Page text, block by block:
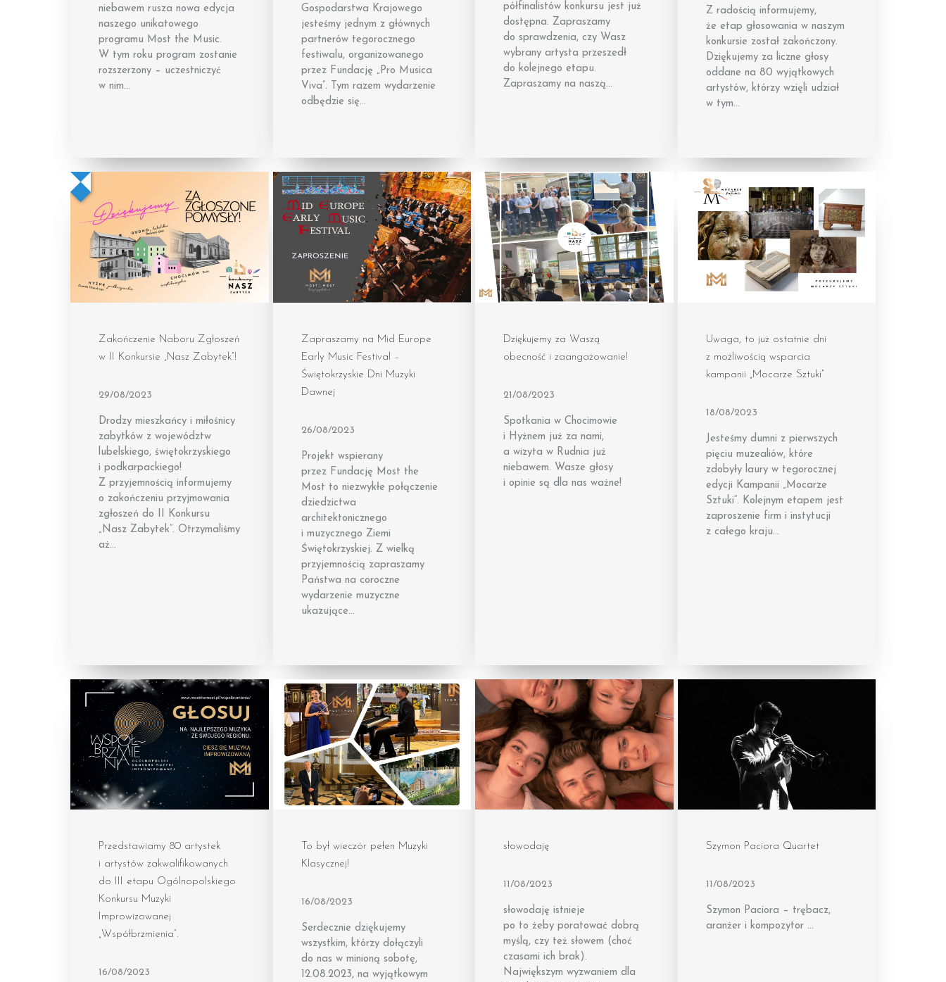
niebawem rusza nowa edycja
naszego unikatowego
programu Most the Music.
W tym roku program zostanie
rozszerzony – uczestniczyć
w nim…
Gospodarstwa Krajowego
jesteśmy jednym z głównych
partnerów tegorocznego
festiwalu, organizowanego
przez Fundację „Pro Musica
Viva”. Tym razem wydarzenie
odbędzie się…
półfinalistów konkursu jest już
dostępna. Zapraszamy
do sprawdzenia, czy Wasz
wybrany artysta przeszedł
do kolejnego etapu.
Zapraszamy na naszą…
Z radością informujemy,
że etap głosowania w naszym
konkursie został zakończony.
Dziękujemy za liczne głosy
oddane na 80 wyjątkowych
artystów, którzy wzięli udział
w tym…
Zakończenie Naboru Zgłoszeń
w II Konkursie „Nasz Zabytek”!
29/08/2023
Drodzy mieszkańcy i miłośnicy
zabytków z województw
lubelskiego, świętokrzyskiego
i podkarpackiego!
Z przyjemnością informujemy
o zakończeniu przyjmowania
zgłoszeń do II Konkursu
„Nasz Zabytek”. Otrzymaliśmy
aż…
Zapraszamy na Mid Europe
Early Music Festival –
Świętokrzyskie Dni Muzyki
Dawnej
26/08/2023
Projekt wspierany
przez Fundację Most the
Most to niezwykłe połączenie
dziedzictwa
architektonicznego
i muzycznego Ziemi
Świętokrzyskiej. Z wielką
przyjemnością zapraszamy
Państwa na coroczne
wydarzenie muzyczne
ukazujące…
Dziękujemy za Waszą
obecność i zaangażowanie!
21/08/2023
Spotkania w Chocimowie
i Hyżnem już za nami,
a wizyta w Rudnia już
niebawem. Wasze głosy
i opinie są dla nas ważne!
Uwaga, to już ostatnie dni
z możliwością wsparcia
kampanii „Mocarze Sztuki”
18/08/2023
Jesteśmy dumni z pierwszych
pięciu muzealiów, które
zdobyły laury w tegorocznej
edycji Kampanii „Mocarze
Sztuki”. Kolejnym etapem jest
zaproszenie firm i instytucji
z całego kraju…
Przedstawiamy 80 artystek
i artystów zakwalifikowanych
do III etapu Ogólnopolskiego
Konkursu Muzyki
Improwizowanej
„Współbrzmienia”.
16/08/2023
To był wieczór pełen Muzyki
Klasycznej!
16/08/2023
Serdecznie dziękujemy
wszystkim, którzy dołączyli
do nas w minioną sobotę,
12.08.2023, na wyjątkowym
słowodaję
11/08/2023
słowodaję istnieje
po to żeby poratować dobrą
myślą, czy też słowem (choć
czasami ich brak).
Największym wyzwaniem dla
Szymon Paciora Quartet
11/08/2023
Szymon Paciora – trębacz,
aranżer i kompozytor …